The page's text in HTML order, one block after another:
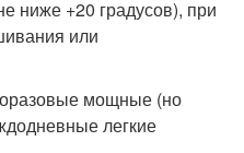
ниже +20 градусов), при
или
мощные (но
легкие